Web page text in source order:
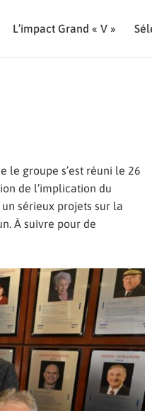
L’impact Grand « V »
le groupe s’est réuni le 26
de l’implication du
sérieux projets sur la
À suivre pour de